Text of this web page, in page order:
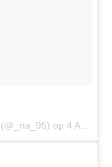
(@_ria_95) op 4 Aug 2017 om 1:16 (PDT)